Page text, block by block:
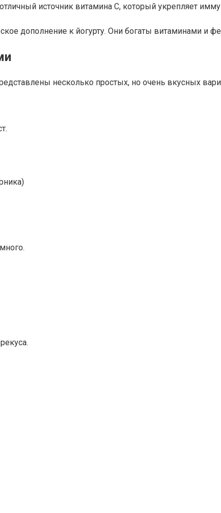
источник витамина С, который укрепляет
дополнение к йогурту. Они богаты витаминами и
несколько простых, но очень вкусных